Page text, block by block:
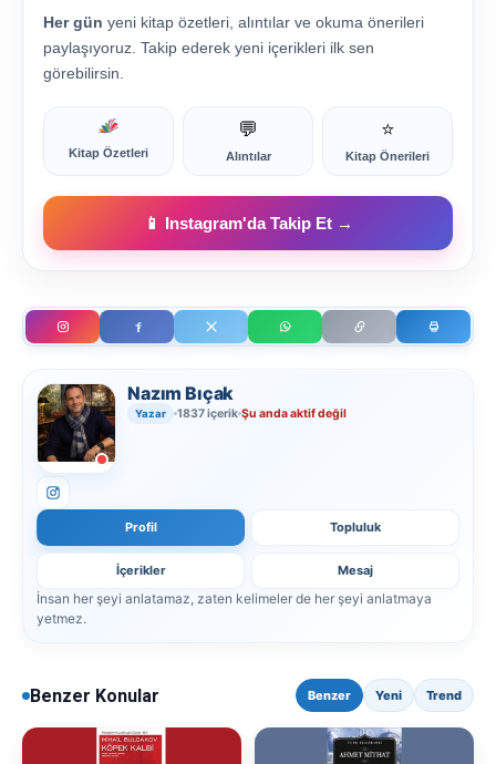
Her gün yeni kitap özetleri, alıntılar ve okuma önerileri
paylaşıyoruz. Takip ederek yeni içerikleri ilk sen
görebilirsin.
Kitap Özetleri
💬
Alıntılar
⭐
Kitap Önerileri
📱 Instagram'da Takip Et →
Nazım Bıçak
Yazar 1837 içerik Şu anda aktif değil
Profil Topluluk
İçerikler Mesaj
İnsan her şeyi anlatamaz, zaten kelimeler de her şeyi anlatmaya
yetmez.
Benzer Konular Benzer Yeni Trend